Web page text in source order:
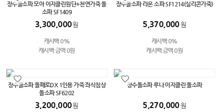
장수돌소파 모아 이지클린원단+천연가죽 돌
소파 SF1409
3,300,000원
캐시백 0%
캐시백 금액 0원
장수돌소파 라온 소파 SF1214(실리콘가죽)
5,370,000원
캐시백 0%
캐시백 금액 0원
장수돌소파 돌페로DX 1인용 가죽 좌식침상
돌소파 SF6202
3,200,000원
장수돌소파 루나 이지클린 돌소파
5,270,000원